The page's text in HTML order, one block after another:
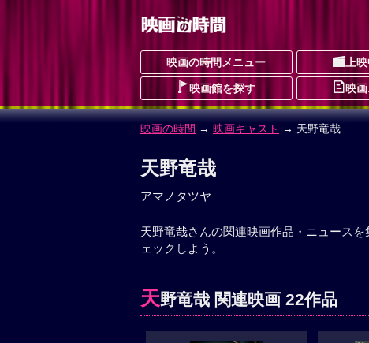
映画の時間メニュー 上
映画館を探す 映
映画の時間 → 映画キャスト → 天野竜哉
天野竜哉
アマノタツヤ
天野竜哉さんの関連映画作品・ニュース
ェックしよう。
天野竜哉 関連映画 22作品